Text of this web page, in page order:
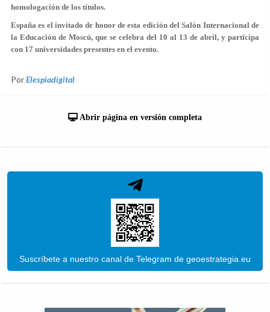
homologación de los títulos.
España es el invitado de honor de esta edición del Salón Internacional de
la Educación de Moscú, que se celebra del 10 al 13 de abril, y participa
con 17 universidades presentes en el evento.
PorElespiadigital
Abrir página en versión completa
Suscríbete a nuestro canal de Telegram de geoestrategia.eu